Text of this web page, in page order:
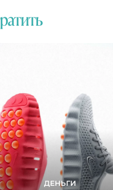
ДЕНЬГИ